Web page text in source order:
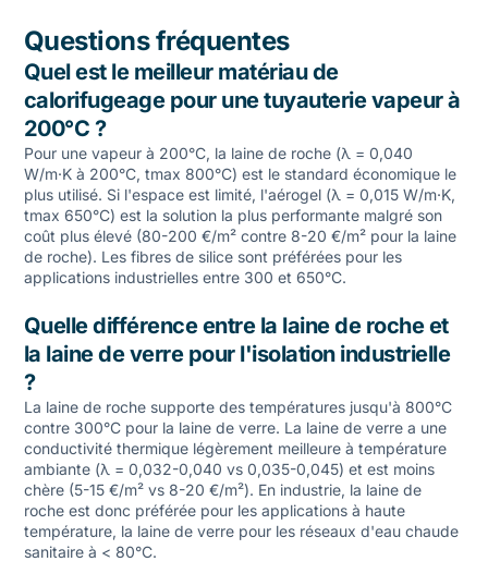
Questions fréquentes
Quel est le meilleur matériau de
calorifugeage pour une tuyauterie vapeur à
200°C ?
Pour une vapeur à 200°C, la laine de roche (λ = 0,040
W/m·K à 200°C, tmax 800°C) est le standard économique le
plus utilisé. Si l'espace est limité, l'aérogel (λ = 0,015 W/m·K,
tmax 650°C) est la solution la plus performante malgré son
coût plus élevé (80-200 €/m² contre 8-20 €/m² pour la laine
de roche). Les fibres de silice sont préférées pour les
applications industrielles entre 300 et 650°C.
Quelle différence entre la laine de roche et
la laine de verre pour l'isolation industrielle
?
La laine de roche supporte des températures jusqu'à 800°C
contre 300°C pour la laine de verre. La laine de verre a une
conductivité thermique légèrement meilleure à température
ambiante (λ = 0,032-0,040 vs 0,035-0,045) et est moins
chère (5-15 €/m² vs 8-20 €/m²). En industrie, la laine de
roche est donc préférée pour les applications à haute
température, la laine de verre pour les réseaux d'eau chaude
sanitaire à < 80°C.